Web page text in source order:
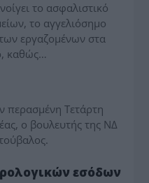
το ασφαλιστικό
το αγγελιόσημο
εργαζομένων στα
καθώς…
περασμένη Τετάρτη
ο βουλευτής της ΝΔ
εσόδων